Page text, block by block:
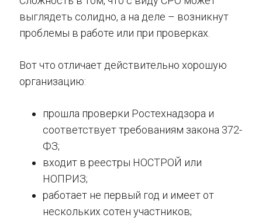
выглядеть солидно, а на деле – возникнут
проблемы в работе или при проверках.
Вот что отличает действительно хорошую
организацию:
прошла проверки Ростехнадзора и
соответствует требованиям закона 372-
ФЗ;
входит в реестры НОСТРОЙ или
НОПРИЗ;
работает не первый год и имеет от
нескольких сотен участников;